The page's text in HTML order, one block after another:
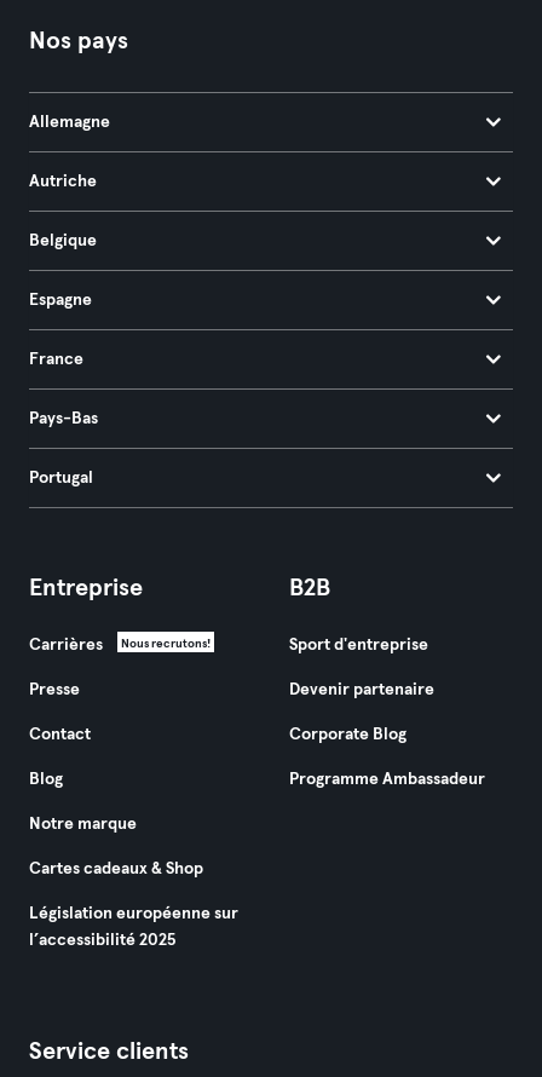
Nos pays
Allemagne
Autriche
Belgique
Espagne
France
Pays-Bas
Portugal
Entreprise
Carrières Nous recrutons!
Presse
Contact
Blog
Notre marque
Cartes cadeaux & Shop
Législation européenne sur
l’accessibilité 2025
B2B
Sport d'entreprise
Devenir partenaire
Corporate Blog
Programme Ambassadeur
Service clients